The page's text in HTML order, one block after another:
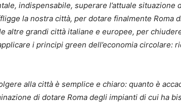
indispensabile, superare l’attuale situazione
la nostra città, per dotare finalmente Roma
altre grandi città italiane e europee, per
i principi green dell’economia circolare:
alla città è semplice e chiaro: quanto è
di dotare Roma degli impianti di cui ha